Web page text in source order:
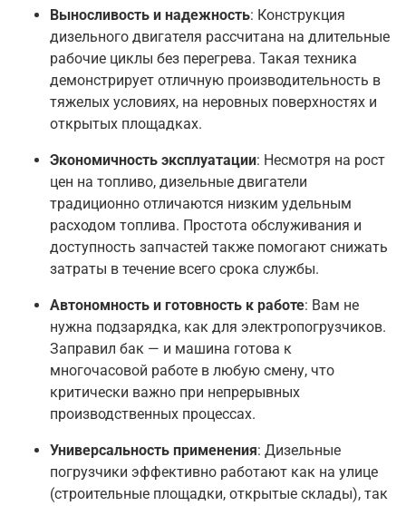
Выносливость и надежность: Конструкция
дизельного двигателя рассчитана на длительные
рабочие циклы без перегрева. Такая техника
демонстрирует отличную производительность в
тяжелых условиях, на неровных поверхностях и
открытых площадках.
Экономичность эксплуатации: Несмотря на рост
цен на топливо, дизельные двигатели
традиционно отличаются низким удельным
расходом топлива. Простота обслуживания и
доступность запчастей также помогают снижать
затраты в течение всего срока службы.
Автономность и готовность к работе: Вам не
нужна подзарядка, как для электропогрузчиков.
Заправил бак — и машина готова к
многочасовой работе в любую смену, что
критически важно при непрерывных
производственных процессах.
Универсальность применения: Дизельные
погрузчики эффективно работают как на улице
(строительные площадки, открытые склады), так